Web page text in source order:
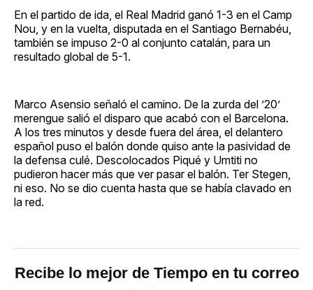
En el partido de ida, el Real Madrid ganó 1-3 en el Camp
Nou, y en la vuelta, disputada en el Santiago Bernabéu,
también se impuso 2-0 al conjunto catalán, para un
resultado global de 5-1.
Marco Asensio señaló el camino. De la zurda del ’20’
merengue salió el disparo que acabó con el Barcelona.
A los tres minutos y desde fuera del área, el delantero
español puso el balón donde quiso ante la pasividad de
la defensa culé. Descolocados Piqué y Umtiti no
pudieron hacer más que ver pasar el balón. Ter Stegen,
ni eso. No se dio cuenta hasta que se había clavado en
la red.
Recibe lo mejor de Tiempo en tu correo